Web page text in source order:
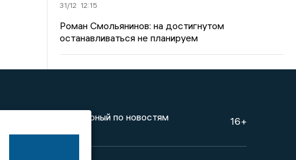
31/12 12:15
Роман Смольянинов: на достигнутом
останавливаться не планируем
Дежурный по новостям 16+